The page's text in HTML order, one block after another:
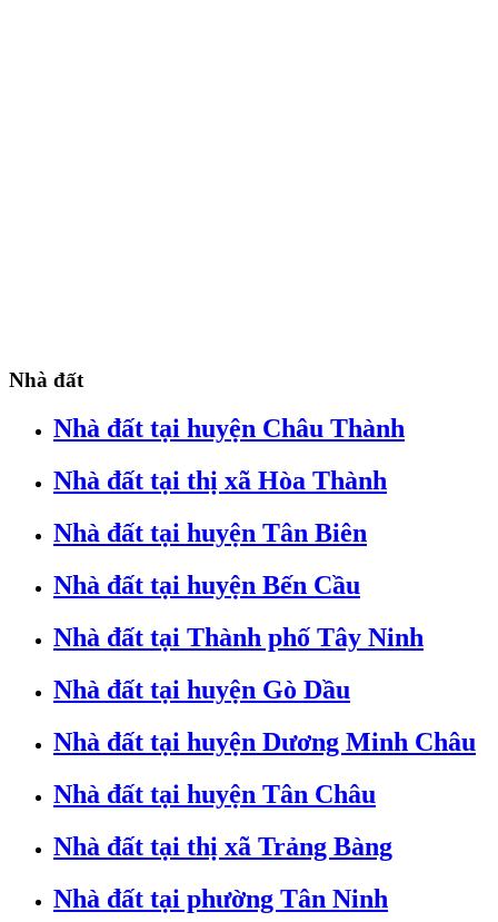
Nhà đất
Nhà đất tại huyện Châu Thành
Nhà đất tại thị xã Hòa Thành
Nhà đất tại huyện Tân Biên
Nhà đất tại huyện Bến Cầu
Nhà đất tại Thành phố Tây Ninh
Nhà đất tại huyện Gò Dầu
Nhà đất tại huyện Dương Minh Châu
Nhà đất tại huyện Tân Châu
Nhà đất tại thị xã Trảng Bàng
Nhà đất tại phường Tân Ninh